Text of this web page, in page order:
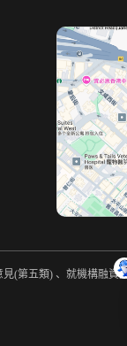
(第五類) 、就機構融資